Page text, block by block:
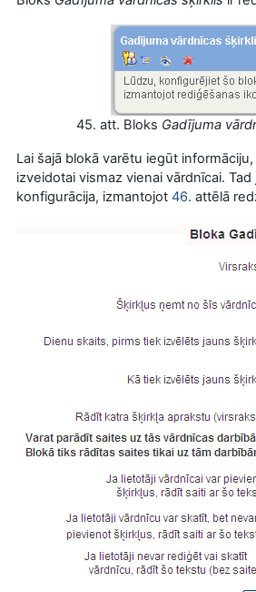
45. att. Bloks Gadījuma
Lai šajā blokā varētu iegūt
izveidotai vismaz vienai vārdnīcai.
konfigurācija, izmantojot 46. attēlā